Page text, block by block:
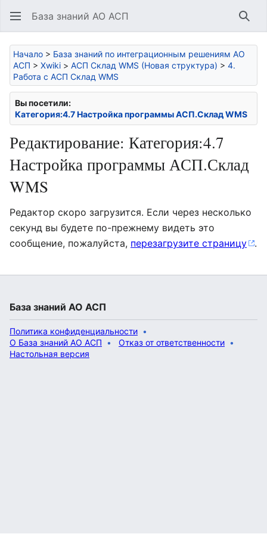
База знаний АО АСП
Начало > База знаний по интеграционным решениям АО
АСП > Xwiki > АСП Склад WMS (Новая структура) > 4.
Работа с АСП Склад WMS
Вы посетили:
Категория:4.7 Настройка программы АСП.Склад WMS
Редактирование: Категория:4.7
Настройка программы АСП.Склад
WMS
Редактор скоро загрузится. Если через несколько
секунд вы будете по-прежнему видеть это
сообщение, пожалуйста, перезагрузите страницу .
База знаний АО АСП
Политика конфиденциальности
О База знаний АО АСП
Отказ от ответственности
Настольная версия